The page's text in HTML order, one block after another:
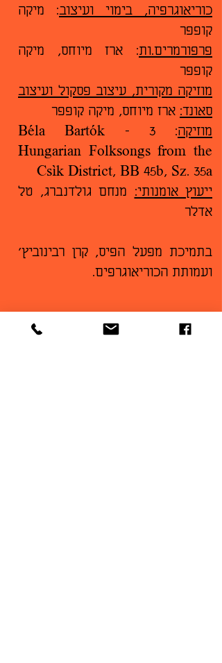
כוריאוגרפיה, בימוי ועיצוב: מיקה
קופפר
פרפורמרים.ות: ארז מיוחס, מיקה
קופפר
מוזיקה מקורית, עיצוב פסקול ועיצוב
סאונד: ארז מיוחס, מיקה קופפר
מוזיקה
: Béla Bartók - 3
Hungarian Folksongs from the
Csìk District, BB 45b, Sz. 35a
ייעוץ אומנותי: מנחם גולדנברג, טל
אדלר
בתמיכת מפעל הפיס, קרן רבינוביץ׳
ועמותת הכוריאוגרפים.
על היוצרת